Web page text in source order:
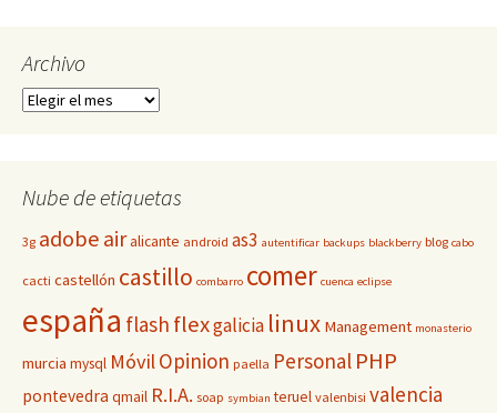
Archivo
Archivo
Nube de etiquetas
3g adobe airalicante android as3 autentificar backups blackberry blog cabo
cacti castellón castillo combarro comer cuenca eclipse
españa flash flexgalicia linux Management monasterio
murcia mysql MóvilOpinion paella Personal PHP
pontevedra qmail R.I.A. soap symbian teruel valenbisi valencia